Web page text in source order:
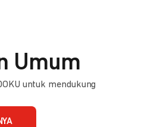
Umum
untuk mendukung